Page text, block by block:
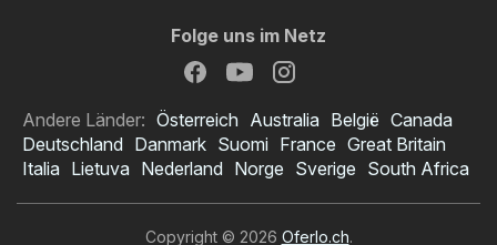
Folge uns im Netz
Andere Länder: Österreich Australia België Canada
Deutschland Danmark Suomi France Great Britain
Italia Lietuva Nederland Norge Sverige South Africa
Copyright © 2026 Oferlo.ch.